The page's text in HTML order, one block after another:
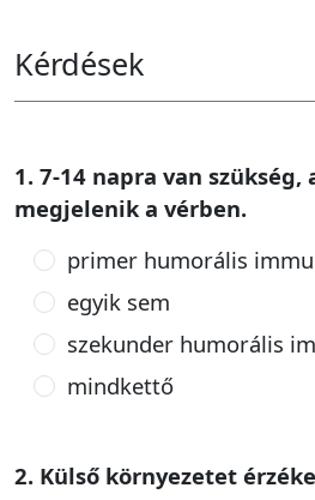
Kérdések
1. 7-14 napra van
megjelenik a vérben.
primer humorális
egyik sem
szekunder humorális
mindkettő
2. Külső környezetet